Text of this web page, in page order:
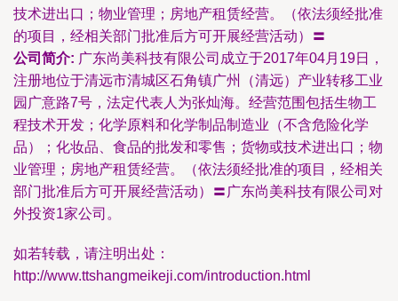
技术进出口；物业管理；房地产租赁经营。（依法须经批准
的项目，经相关部门批准后方可开展经营活动）〓
公司简介: 广东尚美科技有限公司成立于2017年04月19日，
注册地位于清远市清城区石角镇广州（清远）产业转移工业
园广意路7号，法定代表人为张灿海。经营范围包括生物工
程技术开发；化学原料和化学制品制造业（不含危险化学
品）；化妆品、食品的批发和零售；货物或技术进出口；物
业管理；房地产租赁经营。（依法须经批准的项目，经相关
部门批准后方可开展经营活动）〓广东尚美科技有限公司对
外投资1家公司。
如若转载，请注明出处：
http://www.ttshangmeikeji.com/introduction.html